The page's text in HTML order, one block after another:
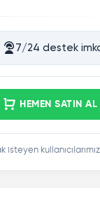
7/24 destek
HEMEN SATIN AL